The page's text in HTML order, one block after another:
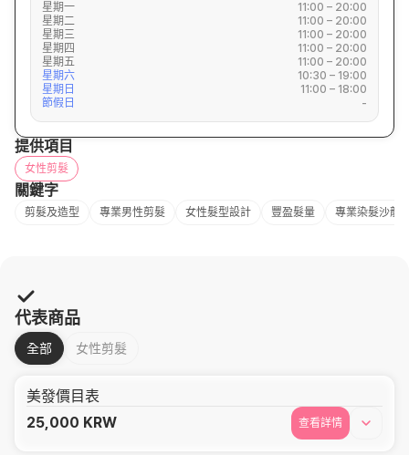
星期一
11:00 – 20:00
星期二
11:00 – 20:00
星期三
11:00 – 20:00
星期四
11:00 – 20:00
星期五
11:00 – 20:00
星期六
10:30 – 19:00
星期日
11:00 – 18:00
節假日
-
提供項目
女性剪髮
關鍵字
剪髮及造型 專業男性剪髮 女性髮型設計 豐盈髮量 專業染髮沙龍
代表商品
全部 女性剪髮
美發價目表
25,000 KRW 查看詳情